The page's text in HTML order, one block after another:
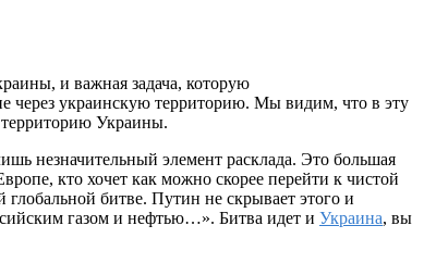
и важная задача, которую
через украинскую территорию. Мы видим, что в эту
территорию Украины.
незначительный элемент расклада. Это большая
кто хочет как можно скорее перейти к чистой
битве. Путин не скрывает этого и
газом и нефтью…». Битва идет и Украина, вы